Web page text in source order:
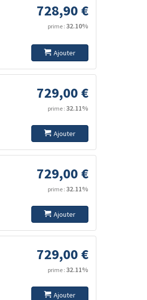
728,90 €
prime : 32.10%
Ajouter
729,00 €
prime : 32.11%
Ajouter
729,00 €
prime : 32.11%
Ajouter
729,00 €
prime : 32.11%
Ajouter